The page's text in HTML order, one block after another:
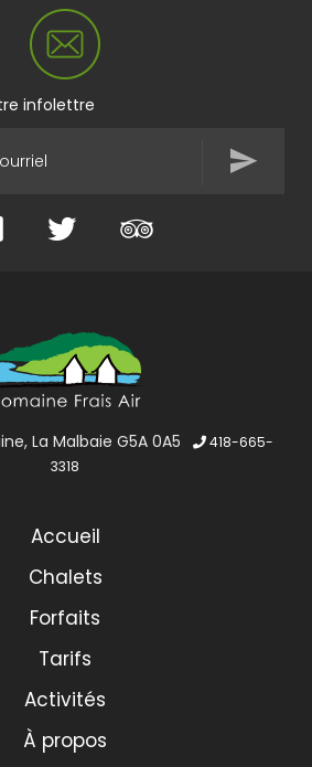
infolettre
Facebook Twitter
La Malbaie G5A 0A5
418-665-
3318
Accueil
Chalets
Forfaits
Tarifs
Activités
À propos